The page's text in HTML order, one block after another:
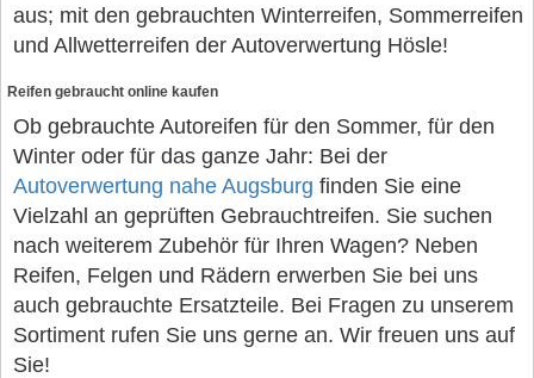
aus; mit den gebrauchten Winterreifen, Sommerreifen
und Allwetterreifen der Autoverwertung Hösle!
Reifen gebraucht online kaufen
Ob gebrauchte Autoreifen für den Sommer, für den
Winter oder für das ganze Jahr: Bei der
Autoverwertung nahe Augsburg finden Sie eine
Vielzahl an geprüften Gebrauchtreifen. Sie suchen
nach weiterem Zubehör für Ihren Wagen? Neben
Reifen, Felgen und Rädern erwerben Sie bei uns
auch gebrauchte Ersatzteile. Bei Fragen zu unserem
Sortiment rufen Sie uns gerne an. Wir freuen uns auf
Sie!